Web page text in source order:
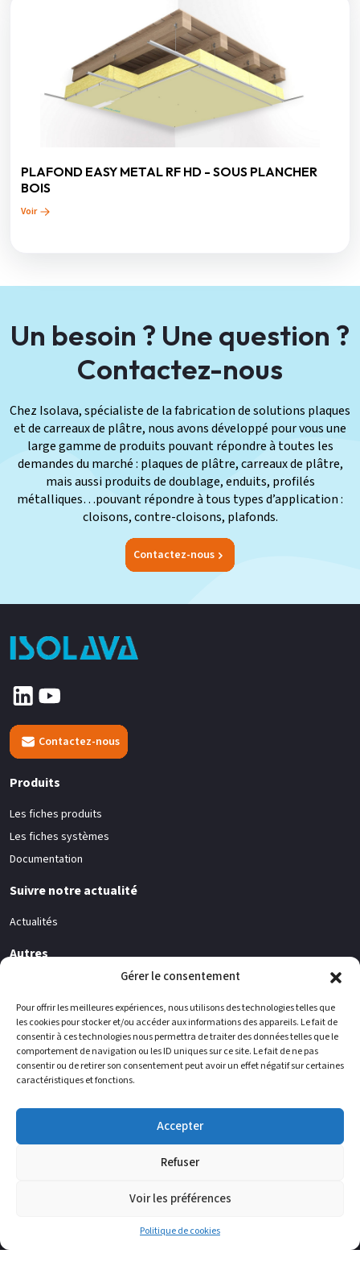
Gérer le consentement
Pour offrir les meilleures expériences, nous utilisons des technologies telles que
les cookies pour stocker et/ou accéder aux informations des appareils. Le fait de
consentir à ces technologies nous permettra de traiter des données telles que le
comportement de navigation ou les ID uniques sur ce site. Le fait de ne pas
consentir ou de retirer son consentement peut avoir un effet négatif sur certaines
caractéristiques et fonctions.
Accepter
Refuser
Voir les préférences
Politique de cookies
PLAFOND EASY METAL RF HD - SOUS PLANCHER
BOIS
Voir
Un besoin ? Une question ?
Contactez-nous
Chez Isolava, spécialiste de la fabrication de solutions plaques
et de carreaux de plâtre, nous avons développé pour vous une
large gamme de produits pouvant répondre à toutes les
demandes du marché : plaques de plâtre, carreaux de plâtre,
mais aussi produits de doublage, enduits, profilés
métalliques…pouvant répondre à tous types d’application :
cloisons, contre-cloisons, plafonds.
Contactez-nous
Contactez-nous
Produits
Les fiches produits
Les fiches systèmes
Documentation
Suivre notre actualité
Actualités
Autres
Contacts
Vous pouvez nous trouver
WIELSBEKE
ENGIS LESQUIN
Bureau administratif - 1 rue des